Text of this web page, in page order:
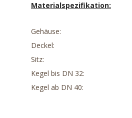
Materialspezifikation:
Gehäuse:
Deckel:
Sitz:
Kegel bis DN 32:
Kegel ab DN 40: